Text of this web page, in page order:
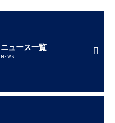
ニュース一覧
NEWS